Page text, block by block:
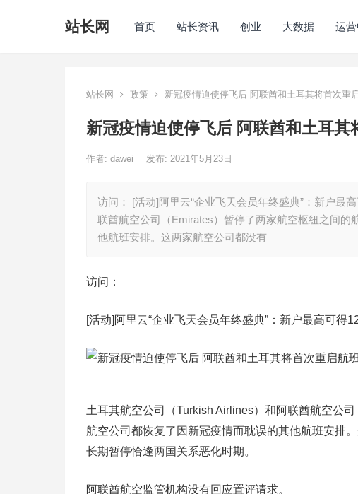
站长网 首页 站长资讯 创业 大数据 运
站长网 政策 新冠疫情迫使停飞后 阿联酋和土耳其将首次重
新冠疫情迫使停飞后 阿联酋和土耳其
作者: dawei 发布: 2021年5月23日
访问： [活动]阿里云“企业飞天会员年终盛典”：新户最
联酋航空公司（Emirates）暂停了两家航空枢纽之间
他航班安排。这两家航空公司都没有
访问：
[活动]阿里云“企业飞天会员年终盛典”：新户最高可得
土耳其航空公司（Turkish Airlines）和阿联酋航空公
航空公司都恢复了因新冠疫情而耽误的其他航班安排
长期暂停恰逢两国关系恶化时期。
阿联酋航空监管机构没有回应置评请求。